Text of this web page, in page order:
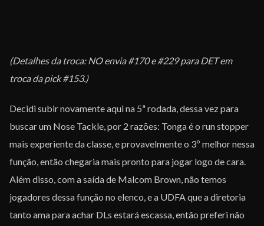
(Detalhes da troca: NO envia #170 e #229 para DET em
troca da pick #153.)
Decidi subir novamente aqui na 5ª rodada, dessa vez para
buscar um Nose Tackle, por 2 razões: Tonga é o run stopper
mais experiente da classe, e provavelmente o 3º melhor nessa
função, então chegaria mais pronto para jogar logo de cara.
Além disso, com a saída de Malcom Brown, não temos
jogadores dessa função no elenco, e a UDFA que a diretoria
tanto ama para achar DLs estará escassa, então preferi não